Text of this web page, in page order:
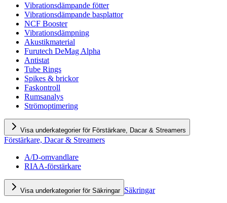
Vibrationsdämpande fötter
Vibrationsdämpande basplattor
NCF Booster
Vibrationsdämpning
Akustikmaterial
Furutech DeMag Alpha
Antistat
Tube Rings
Spikes & brickor
Faskontroll
Rumsanalys
Strömoptimering
Visa underkategorier för Förstärkare, Dacar & Streamers
Förstärkare, Dacar & Streamers
A/D-omvandlare
RIAA-förstärkare
Visa underkategorier för Säkringar Säkringar